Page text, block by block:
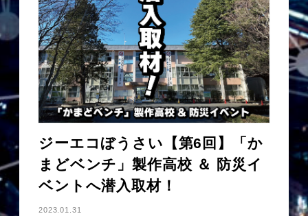
ジーエコぼうさい【第6回】「か
まどベンチ」製作高校 ＆ 防災イ
ベントへ潜入取材！
2023.01.31